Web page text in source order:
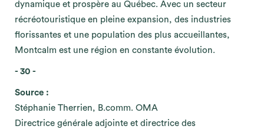
dynamique et prospère au Québec. Avec un secteur
récréotouristique en pleine expansion, des industries
florissantes et une population des plus accueillantes,
Montcalm est une région en constante évolution.
- 30 -
Source :
Stéphanie Therrien, B.comm. OMA
Directrice générale adjointe et directrice des